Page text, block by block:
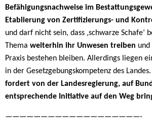
Befähigungsnachweise im
Etablierung von Zertifizierungs- und
und darf nicht sein, dass ‚schwarze Schafe‘
Thema weiterhin ihr Unwesen treiben
Praxis bestehen bleiben. Allerdings liegen
in der Gesetzgebungskompetenz des Landes.
fordert von der Landesregierung, auf
entsprechende Initiative auf den Weg
———————————————————-